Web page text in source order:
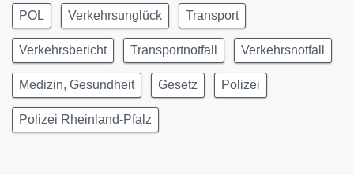
POL Verkehrsunglück Transport
Verkehrsbericht Transportnotfall Verkehrsnotfall
Medizin, Gesundheit Gesetz Polizei
Polizei Rheinland-Pfalz